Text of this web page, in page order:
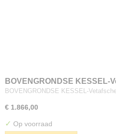
BOVENGRONDSE KESSEL-
BOVENGRONDSE KESSEL-
€ 1.866,00
✓ Op voorraad